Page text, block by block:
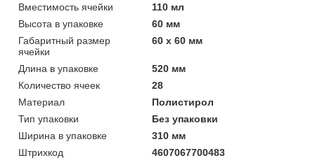
Вместимость ячейки
110 мл
Высотa в упаковке
60 мм
Габаритный размер
ячейки
60 х 60 мм
Длинa в упаковке
520 мм
Количество ячеек
28
Материал
Полистирол
Тип упаковки
Без упаковки
Ширинa в упаковке
310 мм
Штрихкод
4607067700483